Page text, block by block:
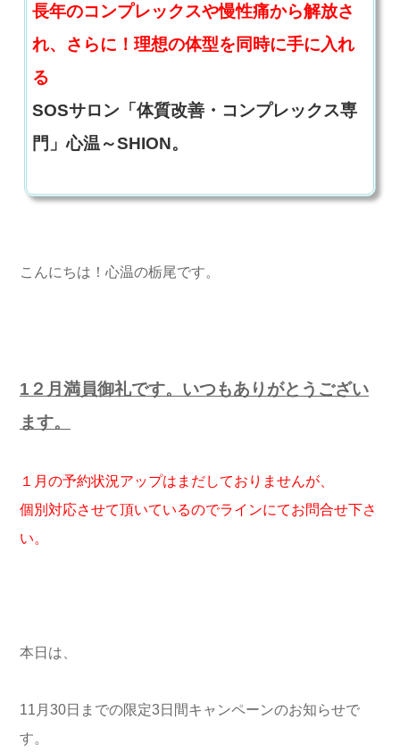
長年のコンプレックスや慢性痛から解放さ
れ、さらに！理想の体型を同時に手に入れ
る
SOSサロン「体質改善・コンプレックス専
門」心温～SHION。
こんにちは！心温の栃尾です。
1２月満員御礼です。いつもありがとうござい
ます。
１月の予約状況アップはまだしておりませんが、
個別対応させて頂いているのでラインにてお問合せ下さ
い。
本日は、
11月30日までの限定3日間キャンペーンのお知らせで
す。